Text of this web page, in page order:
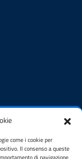
come i cookie per
Il consenso a queste